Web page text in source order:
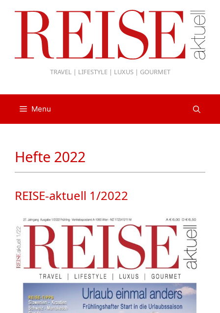
TRAVEL | LIFESTYLE | LUXUS | GOURMET
Menu
Hefte 2022
REISE-aktuell 1/2022